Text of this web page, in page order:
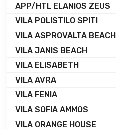
APP/HTL ELANIOS ZEUS
VILA POLISTILO SPITI
VILA ASPROVALTA BEACH
VILA JANIS BEACH
VILA ELISABETH
VILA AVRA
VILA FENIA
VILA SOFIA AMMOS
VILA ORANGE HOUSE